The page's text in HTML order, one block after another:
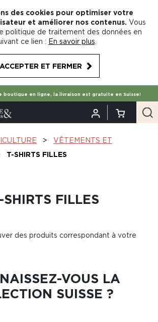
des cookies pour optimiser votre
et améliorer nos contenus. Vous
politique de traitement des données en
ce lien : En savoir plus
ACCEPTER ET FERMER
boutique en ligne, la livraison est gratuite en Suisse!
VÊTEMENTS ET
T-SHIRTS FILLES
SHIRTS FILLES
des produits correspondant à votre
VOUS LA
SUISSE ?